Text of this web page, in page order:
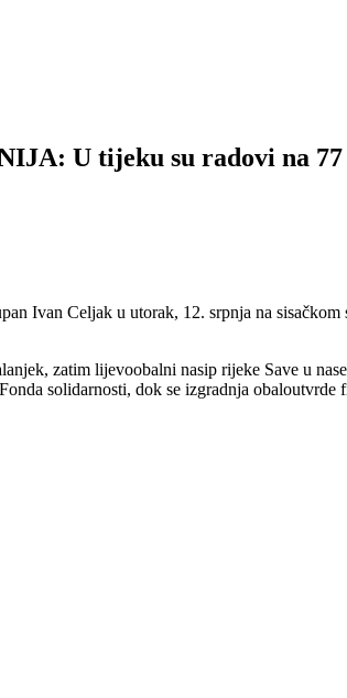
U tijeku su radovi na
Ivan Celjak u utorak, 12. srpnja na
zatim lijevoobalni nasip rijeke Save u
solidarnosti, dok se izgradnja obaloutvrde